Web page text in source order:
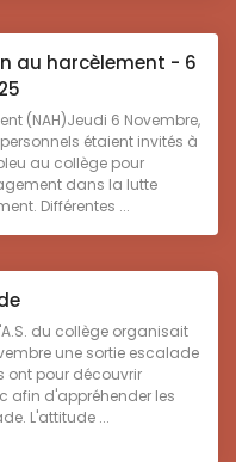
au harcèlement - 6
(NAH)Jeudi 6 Novembre,
étaient invités à
au collège pour
dans la lutte
Différentes ...
du collège organisait
une sortie escalade
ont pour découvrir
afin d'appréhender les
L'attitude ...